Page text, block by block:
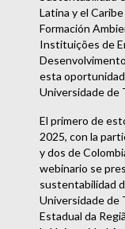
Latina y el
Formación
Instituições de
esta
Universidade de
El primero de
2025, con la
y dos de
webinario se
sustentabilidad
Universidade de
Estadual da